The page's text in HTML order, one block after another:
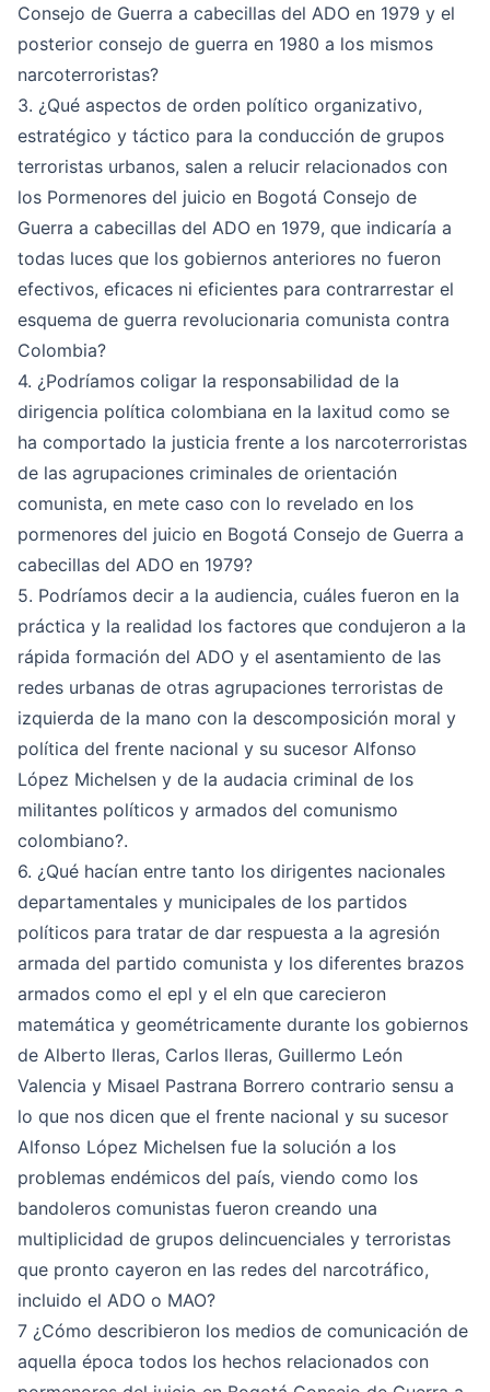
Consejo de Guerra a cabecillas del ADO en 1979 y el
posterior consejo de guerra en 1980 a los mismos
narcoterroristas?
3. ¿Qué aspectos de orden político organizativo,
estratégico y táctico para la conducción de grupos
terroristas urbanos, salen a relucir relacionados con
los Pormenores del juicio en Bogotá Consejo de
Guerra a cabecillas del ADO en 1979, que indicaría a
todas luces que los gobiernos anteriores no fueron
efectivos, eficaces ni eficientes para contrarrestar el
esquema de guerra revolucionaria comunista contra
Colombia?
4. ¿Podríamos coligar la responsabilidad de la
dirigencia política colombiana en la laxitud como se
ha comportado la justicia frente a los narcoterroristas
de las agrupaciones criminales de orientación
comunista, en mete caso con lo revelado en los
pormenores del juicio en Bogotá Consejo de Guerra a
cabecillas del ADO en 1979?
5. Podríamos decir a la audiencia, cuáles fueron en la
práctica y la realidad los factores que condujeron a la
rápida formación del ADO y el asentamiento de las
redes urbanas de otras agrupaciones terroristas de
izquierda de la mano con la descomposición moral y
política del frente nacional y su sucesor Alfonso
López Michelsen y de la audacia criminal de los
militantes políticos y armados del comunismo
colombiano?.
6. ¿Qué hacían entre tanto los dirigentes nacionales
departamentales y municipales de los partidos
políticos para tratar de dar respuesta a la agresión
armada del partido comunista y los diferentes brazos
armados como el epl y el eln que carecieron
matemática y geométricamente durante los gobiernos
de Alberto lleras, Carlos lleras, Guillermo León
Valencia y Misael Pastrana Borrero contrario sensu a
lo que nos dicen que el frente nacional y su sucesor
Alfonso López Michelsen fue la solución a los
problemas endémicos del país, viendo como los
bandoleros comunistas fueron creando una
multiplicidad de grupos delincuenciales y terroristas
que pronto cayeron en las redes del narcotráfico,
incluido el ADO o MAO?
7 ¿Cómo describieron los medios de comunicación de
aquella época todos los hechos relacionados con